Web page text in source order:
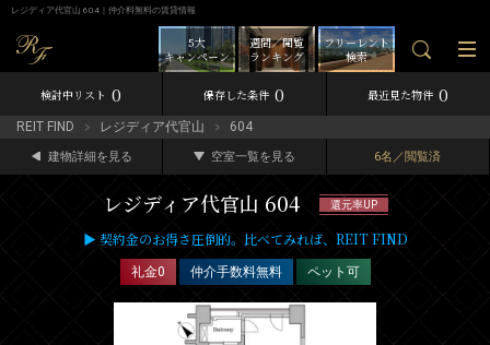
レジディア代官山 604｜仲介料無料の賃貸情報
フリーレント
検索
週間／閲覧
ランキング
5大
キャンペーン
検討中リスト 0 保存した条件 0 最近見た物件 0
REIT FIND レジディア代官山 604
建物詳細を見る 空室一覧を見る 6名／閲覧済
レジディア代官山 604 還元率UP
▶ 契約金のお得さ圧倒的。比べてみれば、REIT FIND
礼金0 仲介手数料無料 ペット可